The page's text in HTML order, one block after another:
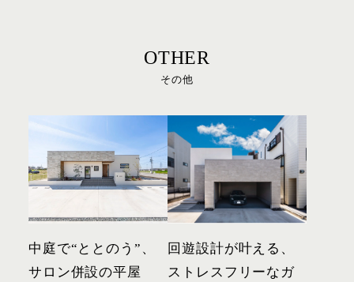
OTHER
その他
中庭で“ととのう”、
サロン併設の平屋
回遊設計が叶える、
ストレスフリーなガ